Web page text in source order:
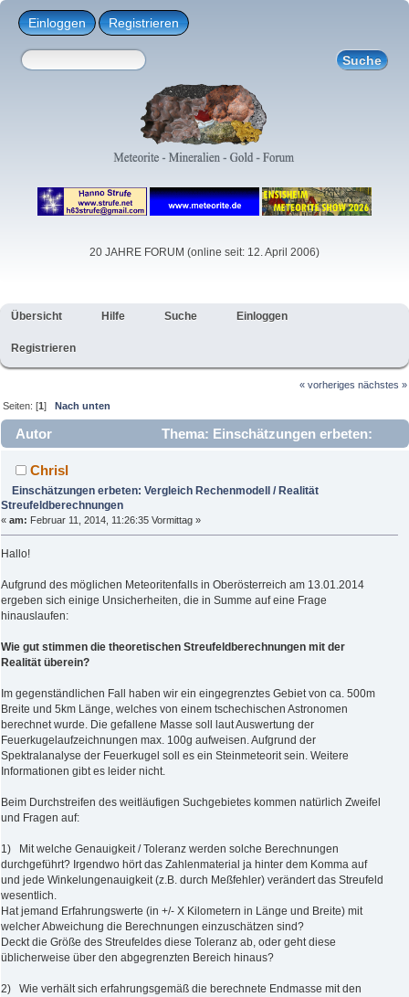
Einloggen Registrieren
20 JAHRE FORUM (online seit: 12. April 2006)
Übersicht Hilfe Suche Einloggen
Registrieren
« vorheriges nächstes »
Seiten: [1]Nach unten
Autor
Thema: Einschätzungen erbeten:
Vergleich Rechenmodell / Realität Streufeldberechnungen
(Gelesen 4798 mal)
Chrisl
Einschätzungen erbeten: Vergleich Rechenmodell / Realität
Streufeldberechnungen
« am: Februar 11, 2014, 11:26:35 Vormittag »
Hallo!
Aufgrund des möglichen Meteoritenfalls in Oberösterreich am 13.01.2014
ergeben sich einige Unsicherheiten, die in Summe auf eine Frage
hinauslaufen:
Wie gut stimmen die theoretischen Streufeldberechnungen mit der
Realität überein?
Im gegenständlichen Fall haben wir ein eingegrenztes Gebiet von ca. 500m
Breite und 5km Länge, welches von einem tschechischen Astronomen
berechnet wurde. Die gefallene Masse soll laut Auswertung der
Feuerkugelaufzeichnungen max. 100g aufweisen. Aufgrund der
Spektralanalyse der Feuerkugel soll es ein Steinmeteorit sein. Weitere
Informationen gibt es leider nicht.
Beim Durchstreifen des weitläufigen Suchgebietes kommen natürlich Zweifel
und Fragen auf:
1) Mit welche Genauigkeit / Toleranz werden solche Berechnungen
durchgeführt? Irgendwo hört das Zahlenmaterial ja hinter dem Komma auf
und jede Winkelungenauigkeit (z.B. durch Meßfehler) verändert das Streufeld
wesentlich.
Hat jemand Erfahrungswerte (in +/- X Kilometern in Länge und Breite) mit
welcher Abweichung die Berechnungen einzuschätzen sind?
Deckt die Größe des Streufeldes diese Toleranz ab, oder geht diese
üblicherweise über den abgegrenzten Bereich hinaus?
2) Wie verhält sich erfahrungsgemäß die berechnete Endmasse mit den